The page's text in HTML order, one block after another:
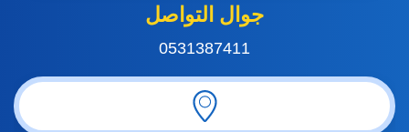
جوال التواصل
0531387411